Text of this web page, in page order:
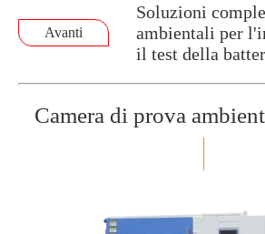
Avanti
Soluzioni
ambientali per
il test della
Camera di prova